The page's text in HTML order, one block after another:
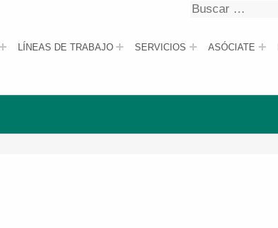
LÍNEAS DE TRABAJO SERVICIOS ASÓCIATE
Buscar